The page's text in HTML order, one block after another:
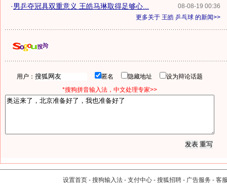
08-08-19 00:36
·男乒夺冠具双重意义 王皓马琳取得足够心...
更多关于 王皓 乒乓球 的新闻>>
用户： 匿名 隐藏地址
设为辩论话题
*搜狗拼音输入法，中文处理专家>>
设置首页 - 搜狗输入法 - 支付中心 - 搜狐招聘 - 广告服务 - 客